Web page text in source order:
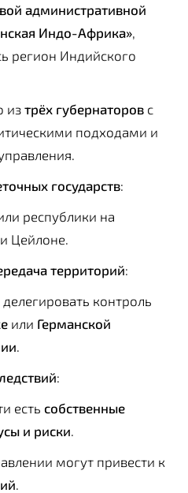
административной
Индо-Африка»
регион Индийского
из трёх губернаторов с
подходами и
государств:
республики на
Цейлоне.
территорий:
контроль
или Германской
:
есть собственные
и риски
могут привести к